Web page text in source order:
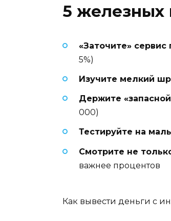
5 железных
«Заточите»
5%)
Изучите мелкий
Держите
000)
Тестируйте на
Смотрите не
важнее процентов
Как вывести деньги с